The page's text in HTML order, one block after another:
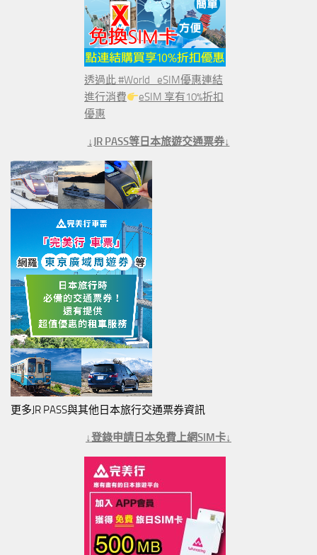
透過此 #World_eSIM優惠連結
進行消費
eSIM 享有10%折扣
優惠
↓JR PASS等日本旅遊交通票券↓
更多JR PASS與其他日本旅行交通票券資訊
↓登錄申請日本免費上網SIM卡↓